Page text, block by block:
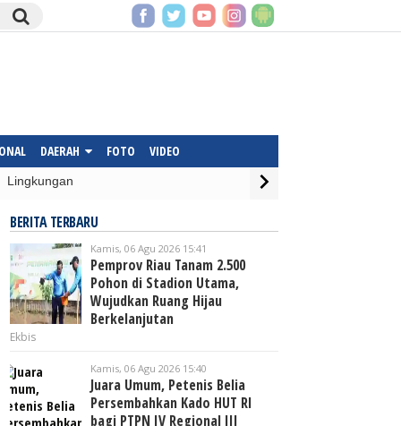
DAERAH FOTO VIDEO
Lingkungan
BERITA TERBARU
Kamis, 06 Agu 2026 15:41
Pemprov Riau Tanam 2.500
Pohon di Stadion Utama,
Wujudkan Ruang Hijau
Berkelanjutan
Ekbis
Kamis, 06 Agu 2026 15:40
Juara Umum, Petenis Belia
Persembahkan Kado HUT RI
bagi PTPN IV Regional III